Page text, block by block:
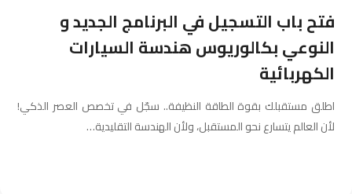
فتح باب التسجيل في البرنامج الجديد و
النوعي بكالوريوس هندسة السيارات
الكهربائية
اطلق مستقبلك بقوة الطاقة النظيفة.. سجّل في تخصص العصر الذكي!
لأن العالم يتسارع نحو المستقبل، ولأن الهندسة التقليدية…